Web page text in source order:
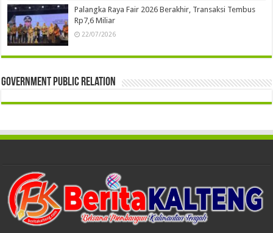
Palangka Raya Fair 2026 Berakhir, Transaksi Tembus
Rp7,6 Miliar
22/07/2026
Government Public Relation